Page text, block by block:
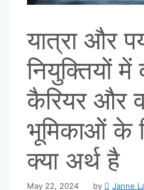
यात्रा और
नियुक्तियों में
कैरियर और
भूमिकाओं के
क्या अर्थ है
May 22, 2024 by Janne